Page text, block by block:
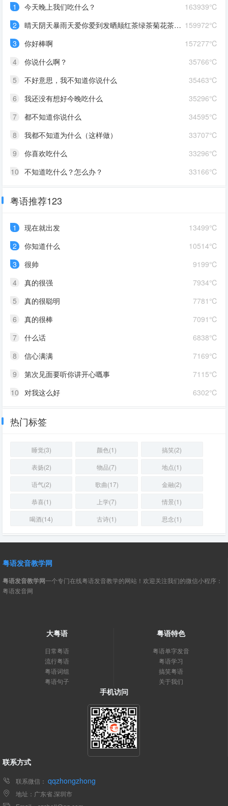
163939℃
1
今天晚上我们吃什么？
159972℃
2
晴天阴天暴雨天爱你爱到发晒颠红茶绿茶菊花茶爱你爱到蒙查查
157277℃
3
你好棒啊
35766℃
4
你说什么啊？
35463℃
5
不好意思，我不知道你说什么
35296℃
6
我还没有想好今晚吃什么
34595℃
7
都不知道你说什么
33707℃
8
我都不知道为什么（这样做）
33296℃
9
你喜欢吃什么
33166℃
10 不知道吃什么？怎么办？
粤语推荐123
13499℃
1
现在就出发
10514℃
2
你知道什么
9199℃
3
很帅
7934℃
4
真的很强
7781℃
5
真的很聪明
7091℃
6
真的很棒
6838℃
7
什么话
7169℃
8
信心满满
7115℃
9
第次见面要听你讲开心嘅事
6302℃
10 对我这么好
热门标签
睡觉(3) 颜色(1)
搞笑(2)
表扬(2)
物品(7)
地点(1)
语气(2)
歌曲(17)
金融(2)
恭喜(1)
上学(7)
情景(1)
喝酒(14)
古诗(1) 思念(1)
粤语发音教学网
粤语发音教学网一个专门在线粤语发音教学的网站！欢迎关注我们的微信小程序：
粤语发音网
大粤语
日常粤语
流行粤语
粤语词组
粤语句子
粤语特色
粤语单字发音
粤语学习
搞笑粤语
关于我们
手机访问
联系方式
联系微信： qqzhongzhong
地址：广东省.深圳市